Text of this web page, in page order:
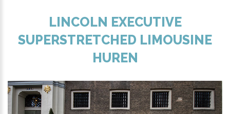
LINCOLN EXECUTIVE
SUPERSTRETCHED LIMOUSINE
HUREN